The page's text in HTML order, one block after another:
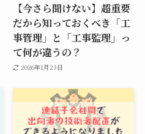
【今さら聞けない】超重要
だから知っておくべき「工
事管理」と「工事監理」っ
て何が違うの？
2026年1月23日